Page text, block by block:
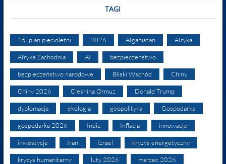
TAGI
15. plan pięcioletni 2026 Afganistan Afryka
Afryka Zachodnia AI bezpieczeństwo
bezpieczeństwo narodowe Bliski Wschód Chiny
Chiny 2026 Cieśnina Ormuz Donald Trump
dyplomacja ekologia geopolityka Gospodarka
gospodarka 2026 Indie Inflacja innowacje
inwestycje Iran Izrael kryzys energetyczny
kryzys humanitarny luty 2026 marzec 2026